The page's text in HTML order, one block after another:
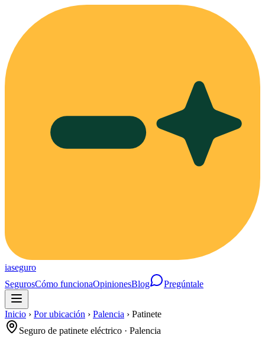
iaseguro
SegurosCómo funcionaOpinionesBlog Pregúntale
Inicio › Por ubicación › Palencia › Patinete
Seguro de patinete eléctrico · Palencia